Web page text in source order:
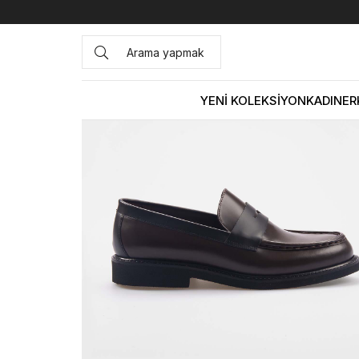
YENİ KOLEKSİYONKADIN
Anasayfa ERKEK AYAKKABI Günlük Mocassini Erkek